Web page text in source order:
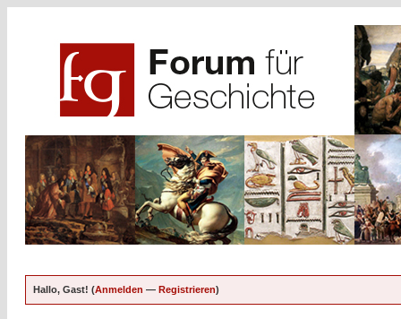
Hallo, Gast! (Anmelden — Registrieren)